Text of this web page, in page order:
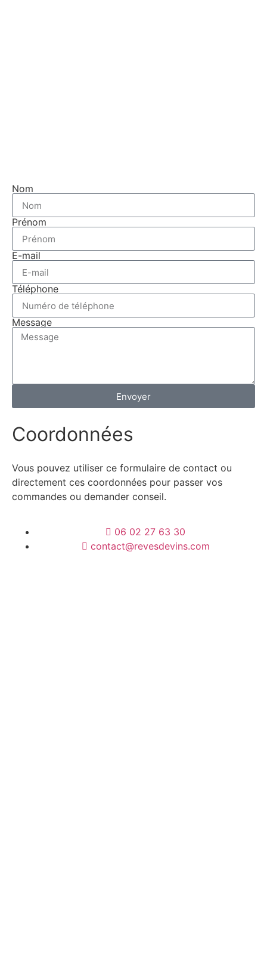
Nom
Prénom
E-mail
Téléphone
Message
Envoyer
Coordonnées
Vous pouvez utiliser ce formulaire de contact ou
directement ces coordonnées pour passer vos
commandes ou demander conseil.
06 02 27 63 30
contact@revesdevins.com